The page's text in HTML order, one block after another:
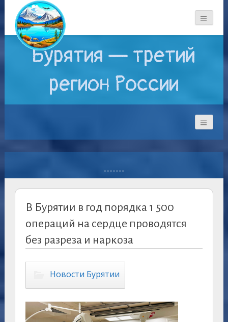
Бурятия — третий
регион России
-------
В Бурятии в год порядка 1 500
операций на сердце проводятся
без разреза и наркоза
Новости Бурятии